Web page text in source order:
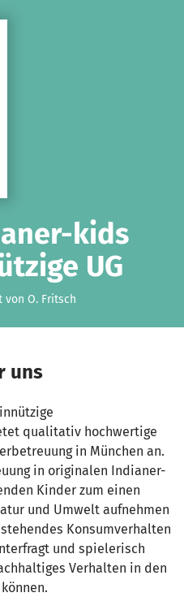
kids
UG
O. Fritsch
uns
qualitativ hochwertige
in München an.
in originalen Indianer-
Kinder zum einen
und Umwelt aufnehmen
Konsumverhalten
und spielerisch
Verhalten in den